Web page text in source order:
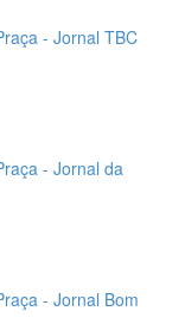
- Jornal TBC
- Jornal da
- Jornal Bom